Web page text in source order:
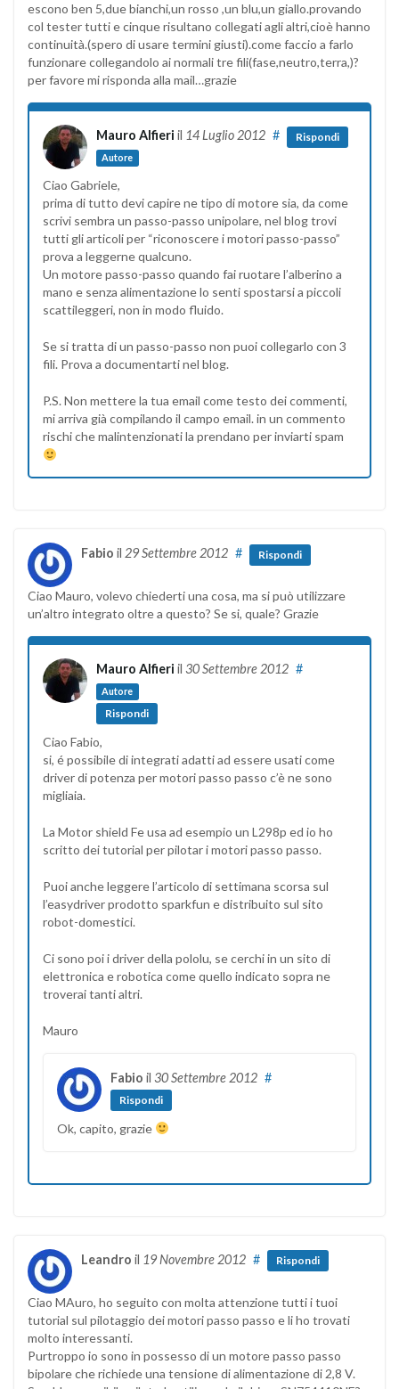
escono ben 5,due bianchi,un rosso ,un blu,un giallo.provando
col tester tutti e cinque risultano collegati agli altri,cioè hanno
continuità.(spero di usare termini giusti).come faccio a farlo
funzionare collegandolo ai normali tre fili(fase,neutro,terra,)?
per favore mi risponda alla mail…grazie
Mauro Alfieri il 14 Luglio 2012
Autore
# Rispondi
Ciao Gabriele,
prima di tutto devi capire ne tipo di motore sia, da come
scrivi sembra un passo-passo unipolare, nel blog trovi
tutti gli articoli per “riconoscere i motori passo-passo”
prova a leggerne qualcuno.
Un motore passo-passo quando fai ruotare l’alberino a
mano e senza alimentazione lo senti spostarsi a piccoli
scattileggeri, non in modo fluido.
Se si tratta di un passo-passo non puoi collegarlo con 3
fili. Prova a documentarti nel blog.
P.S. Non mettere la tua email come testo dei commenti,
mi arriva già compilando il campo email. in un commento
rischi che malintenzionati la prendano per inviarti spam
Fabio il 29 Settembre 2012 # Rispondi
Ciao Mauro, volevo chiederti una cosa, ma si può utilizzare
un’altro integrato oltre a questo? Se si, quale? Grazie
Mauro Alfieri il 30 Settembre 2012
Autore
#
Rispondi
Ciao Fabio,
si, é possibile di integrati adatti ad essere usati come
driver di potenza per motori passo passo c’è ne sono
migliaia.
La Motor shield Fe usa ad esempio un L298p ed io ho
scritto dei tutorial per pilotar i motori passo passo.
Puoi anche leggere l’articolo di settimana scorsa sul
l’easydriver prodotto sparkfun e distribuito sul sito
robot-domestici.
Ci sono poi i driver della pololu, se cerchi in un sito di
elettronica e robotica come quello indicato sopra ne
troverai tanti altri.
Mauro
Fabio il 30 Settembre 2012 #
Rispondi
Ok, capito, grazie
Leandro il 19 Novembre 2012 # Rispondi
Ciao MAuro, ho seguito con molta attenzione tutti i tuoi
tutorial sul pilotaggio dei motori passo passo e li ho trovati
molto interessanti.
Purtroppo io sono in possesso di un motore passo passo
bipolare che richiede una tensione di alimentazione di 2,8 V.